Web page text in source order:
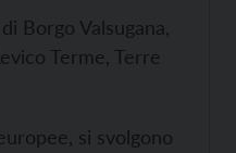
Borgo Valsugana,
Terme, Terre
si svolgono